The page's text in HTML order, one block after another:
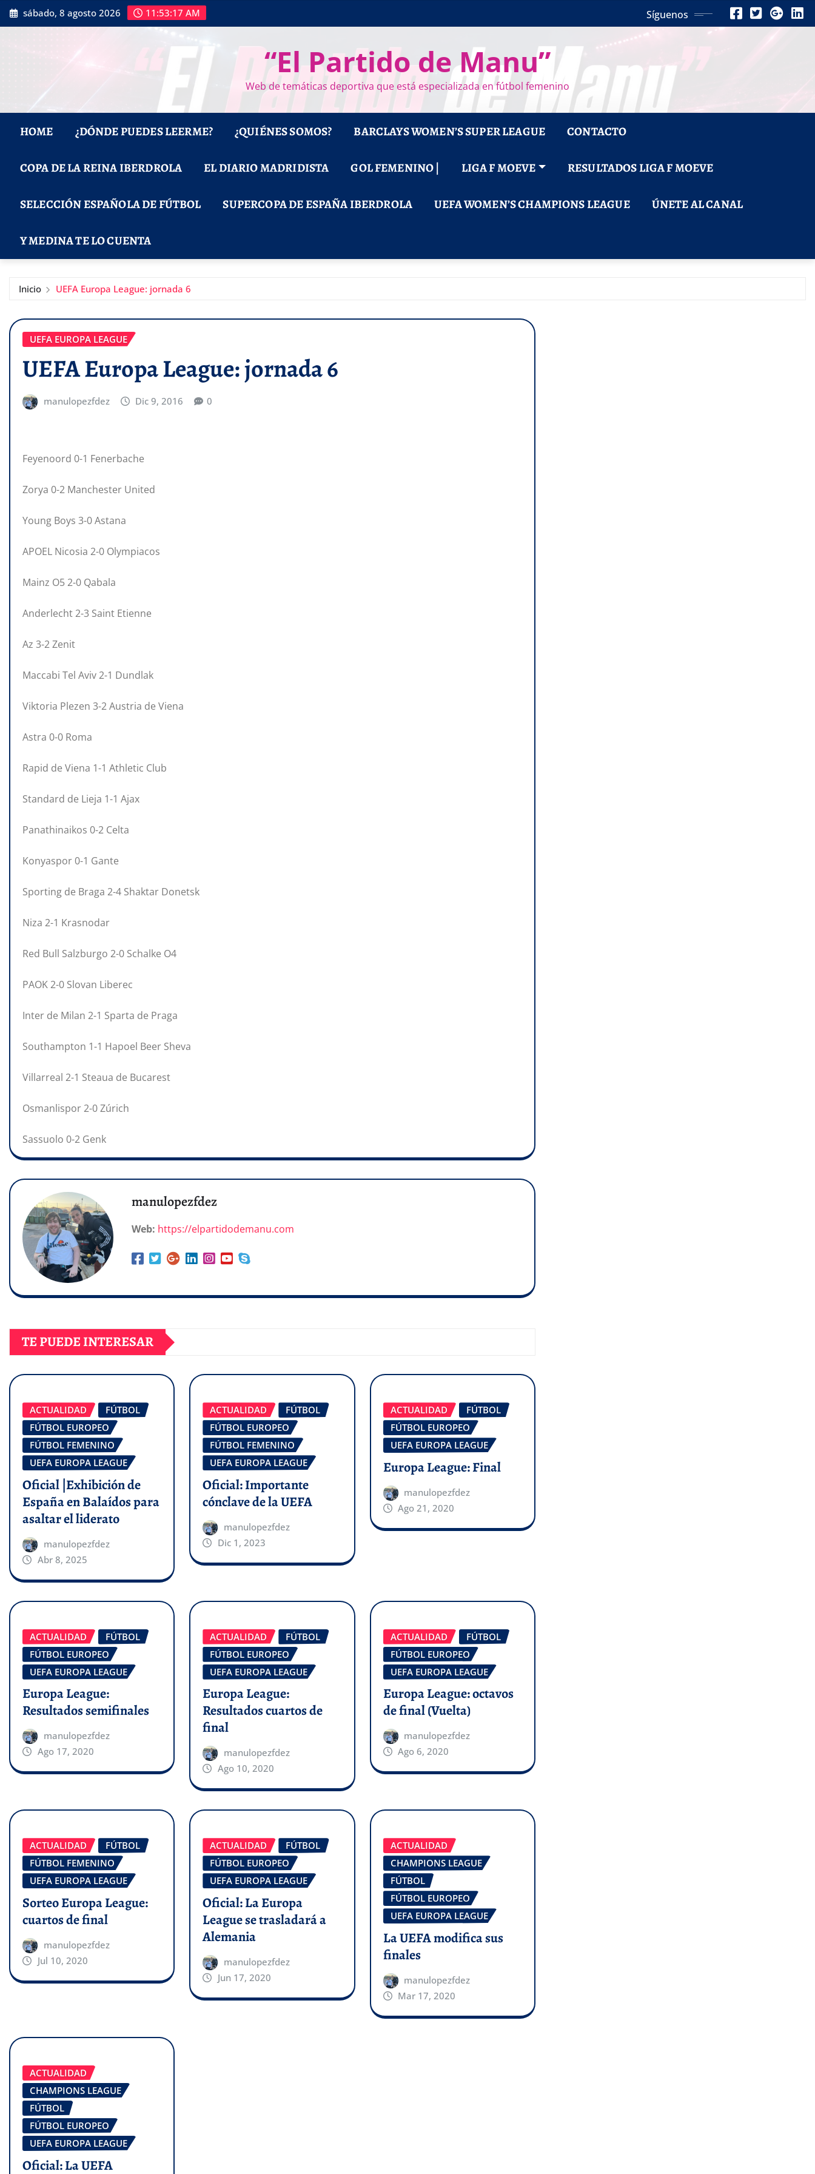
Saltar
al
sábado, 8 agosto 2026 11:53:17 AM Síguenos
“El Partido de Manu”
Web de temáticas deportiva que está especializada en fútbol femenino
HOME ¿DÓNDE PUEDES LEERME? ¿QUIÉNES SOMOS? BARCLAYS WOMEN’S SUPER LEAGUE CONTACTO
COPA DE LA REINA IBERDROLA EL DIARIO MADRIDISTA GOL FEMENINO | LIGA F MOEVE RESULTADOS LIGA F MOEVE
SELECCIÓN ESPAÑOLA DE FÚTBOL SUPERCOPA DE ESPAÑA IBERDROLA UEFA WOMEN’S CHAMPIONS LEAGUE ÚNETE AL CANAL
Y MEDINA TE LO CUENTA
Inicio UEFA Europa League: jornada 6
UEFA EUROPA LEAGUE
UEFA Europa League: jornada 6
manulopezfdez Dic 9, 2016 0
Feyenoord 0-1 Fenerbache
Zorya 0-2 Manchester United
Young Boys 3-0 Astana
APOEL Nicosia 2-0 Olympiacos
Mainz O5 2-0 Qabala
Anderlecht 2-3 Saint Etienne
Az 3-2 Zenit
Maccabi Tel Aviv 2-1 Dundlak
Viktoria Plezen 3-2 Austria de Viena
Astra 0-0 Roma
Rapid de Viena 1-1 Athletic Club
Standard de Lieja 1-1 Ajax
Panathinaikos 0-2 Celta
Konyaspor 0-1 Gante
Sporting de Braga 2-4 Shaktar Donetsk
Niza 2-1 Krasnodar
Red Bull Salzburgo 2-0 Schalke O4
PAOK 2-0 Slovan Liberec
Inter de Milan 2-1 Sparta de Praga
Southampton 1-1 Hapoel Beer Sheva
Villarreal 2-1 Steaua de Bucarest
Osmanlispor 2-0 Zúrich
Sassuolo 0-2 Genk
manulopezfdez
Web: https://elpartidodemanu.com
TE PUEDE INTERESAR
ACTUALIDAD
FÚTBOL
FÚTBOL EUROPEO
FÚTBOL FEMENINO
UEFA EUROPA LEAGUE
Oficial |Exhibición de
España en Balaídos para
asaltar el liderato
manulopezfdez
Abr 8, 2025
ACTUALIDAD
FÚTBOL
FÚTBOL EUROPEO
FÚTBOL FEMENINO
UEFA EUROPA LEAGUE
Oficial: Importante
cónclave de la UEFA
manulopezfdez
Dic 1, 2023
ACTUALIDAD
FÚTBOL
FÚTBOL EUROPEO
UEFA EUROPA LEAGUE
Europa League: Final
manulopezfdez
Ago 21, 2020
ACTUALIDAD
FÚTBOL
FÚTBOL EUROPEO
UEFA EUROPA LEAGUE
Europa League:
Resultados semifinales
manulopezfdez
Ago 17, 2020
ACTUALIDAD
FÚTBOL
FÚTBOL EUROPEO
UEFA EUROPA LEAGUE
Europa League:
Resultados cuartos de
final
manulopezfdez
Ago 10, 2020
ACTUALIDAD
FÚTBOL
FÚTBOL EUROPEO
UEFA EUROPA LEAGUE
Europa League: octavos
de final (Vuelta)
manulopezfdez
Ago 6, 2020
ACTUALIDAD
FÚTBOL
FÚTBOL FEMENINO
UEFA EUROPA LEAGUE
Sorteo Europa League:
cuartos de final
manulopezfdez
Jul 10, 2020
ACTUALIDAD
FÚTBOL
FÚTBOL EUROPEO
UEFA EUROPA LEAGUE
Oficial: La Europa
League se trasladará a
Alemania
manulopezfdez
Jun 17, 2020
ACTUALIDAD
CHAMPIONS LEAGUE
FÚTBOL
FÚTBOL EUROPEO
UEFA EUROPA LEAGUE
La UEFA modifica sus
finales
manulopezfdez
Mar 17, 2020
ACTUALIDAD
CHAMPIONS LEAGUE
FÚTBOL
FÚTBOL EUROPEO
UEFA EUROPA LEAGUE
Oficial: La UEFA